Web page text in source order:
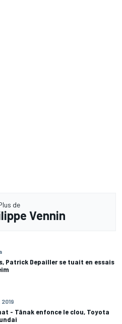
de
Vennin
Patrick Depailler se tuait en essais
- Tänak enfonce le clou, Toyota